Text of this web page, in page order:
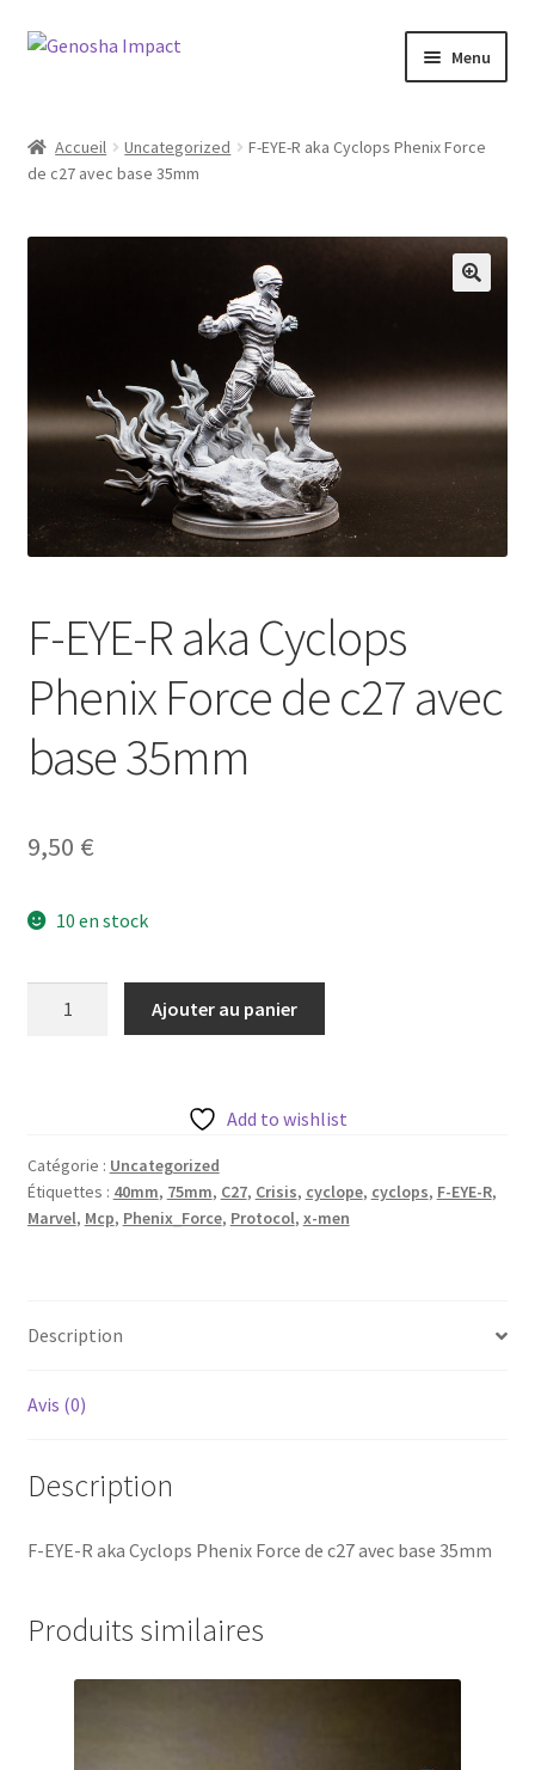
Aller
navigation
Aller
Menu
Cart
Checkout
Wishlist
Accueil Uncategorized
F-EYE-R aka Cyclops Phenix Force
de c27 avec base 35mm
F-EYE-R aka Cyclops
Phenix Force de c27 avec
base 35mm
9,50 €
10 en stock
Cyclops
Phenix
Force
avec
Ajouter au panier
Add to wishlist
Catégorie : Uncategorized
Étiquettes : 40mm, 75mm, C27, Crisis, cyclope, cyclops, F-EYE-R,
Marvel, Mcp, Phenix_Force, Protocol, x-men
Description
Avis (0)
Description
F-EYE-R aka Cyclops Phenix Force de c27 avec base 35mm
Produits similaires